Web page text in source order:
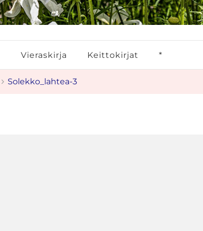
Vieraskirja Keittokirjat *
Solekko_lahtea-3